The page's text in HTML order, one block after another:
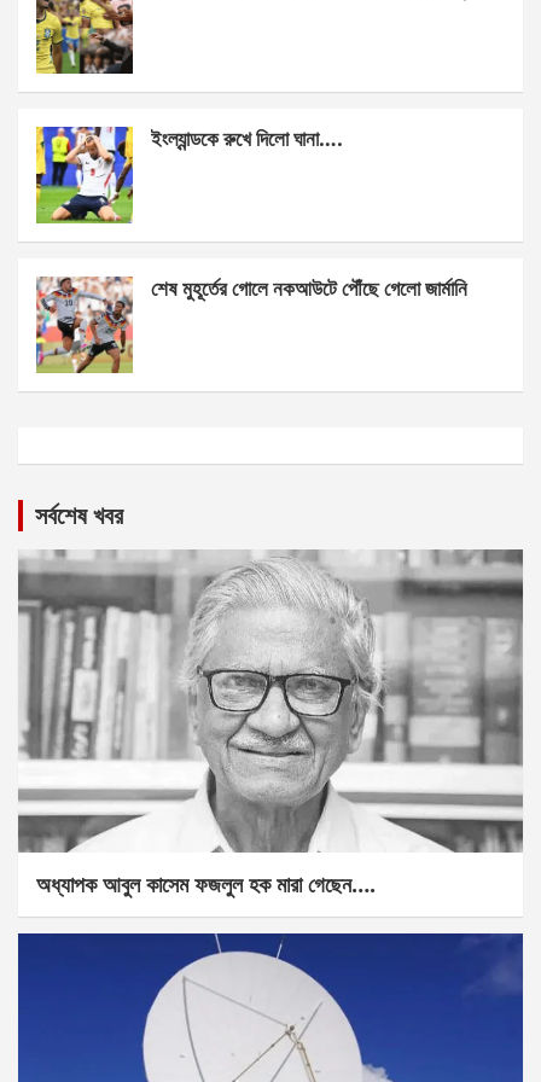
ইংল্যান্ডকে রুখে দিলো ঘানা….
শেষ মুহূর্তের গোলে নকআউটে পৌঁছে গেলো জার্মানি
সর্বশেষ খবর
অধ্যাপক আবুল কাসেম ফজলুল হক মারা গেছেন….